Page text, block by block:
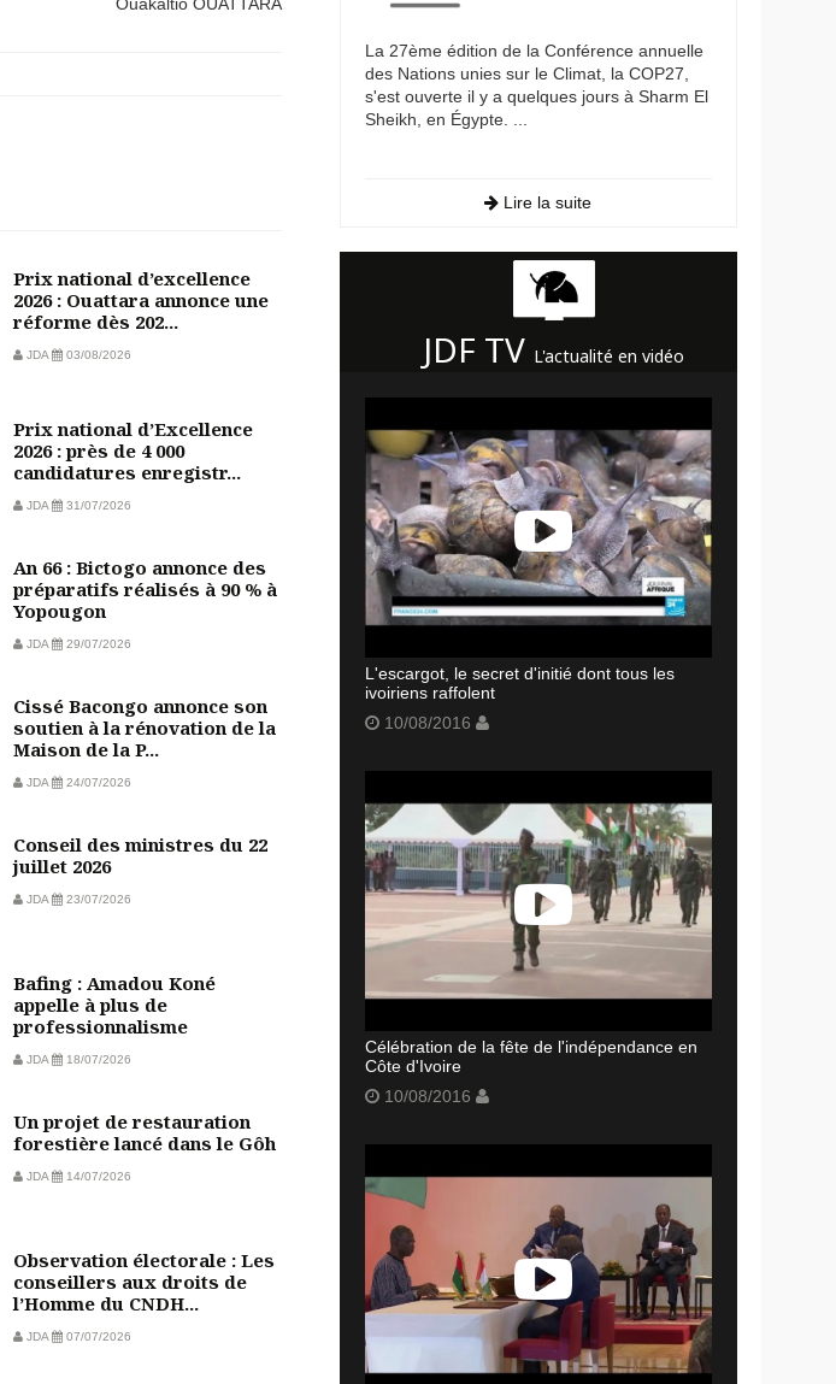
Prix national d’excellence
2026 : Ouattara annonce une
réforme dès 202...
JDA 03/08/2026
Prix national d’Excellence
2026 : près de 4 000
candidatures enregistr...
JDA 31/07/2026
An 66 : Bictogo annonce des
préparatifs réalisés à 90 % à
Yopougon
JDA 29/07/2026
Cissé Bacongo annonce son
soutien à la rénovation de la
Maison de la P...
JDA 24/07/2026
Conseil des ministres du 22
juillet 2026
JDA 23/07/2026
Bafing : Amadou Koné
appelle à plus de
professionnalisme
JDA 18/07/2026
Un projet de restauration
forestière lancé dans le Gôh
JDA 14/07/2026
Observation électorale : Les
conseillers aux droits de
l’Homme du CNDH...
JDA 07/07/2026
La 27ème édition de la Conférence annuelle
des Nations unies sur le Climat, la COP27,
s'est ouverte il y a quelques jours à Sharm El
Sheikh, en Égypte. ...
Lire la suite
JDF TV L'actualité en vidéo
L'escargot, le secret d'initié dont tous les
ivoiriens raffolent
10/08/2016
Célébration de la fête de l'indépendance en
Côte d'Ivoire
10/08/2016